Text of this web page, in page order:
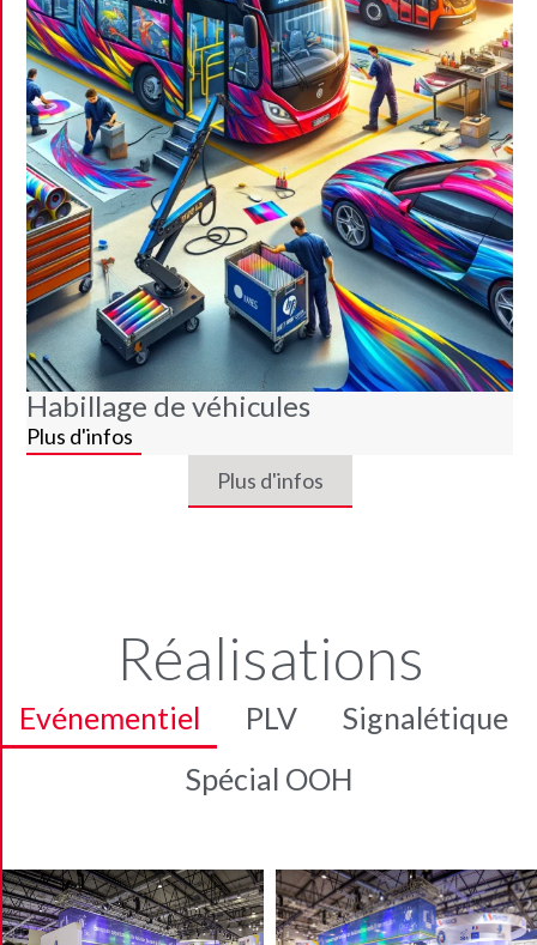
Habillage de véhicules
Plus d'infos
Plus d'infos
Réalisations
Evénementiel PLV
Signalétique
Spécial OOH